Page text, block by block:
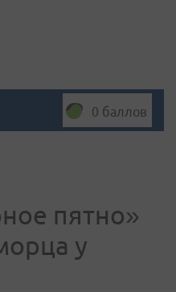
0 баллов
пятно»
у